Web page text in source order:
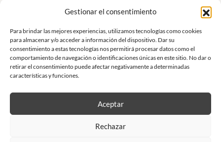
Gestionar el consentimiento
Para brindar las mejores experiencias, utilizamos tecnologías como cookies
para almacenar y/o acceder a información del dispositivo. Dar su
consentimiento a estas tecnologías nos permitirá procesar datos como el
comportamiento de navegación o identificaciones únicas en este sitio. No dar o
retirar el consentimiento puede afectar negativamente a determinadas
características y funciones.
Aceptar
Rechazar
Mi cuenta
Suivez nous
Boletín
No se pierda nuestras ofertas exclusivas y nuestras ventas privadas